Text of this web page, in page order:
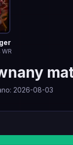
WR
: 2026-08-03